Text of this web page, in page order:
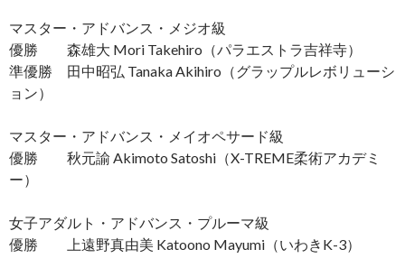
マスター・アドバンス・メジオ級
優勝 森雄大 Mori Takehiro（パラエストラ吉祥寺）
準優勝 田中昭弘 Tanaka Akihiro（グラップルレボリューシ
ョン）
マスター・アドバンス・メイオペサード級
優勝 秋元諭 Akimoto Satoshi（X-TREME柔術アカデミ
ー）
女子アダルト・アドバンス・プルーマ級
優勝 上遠野真由美 Katoono Mayumi（いわきK-3）